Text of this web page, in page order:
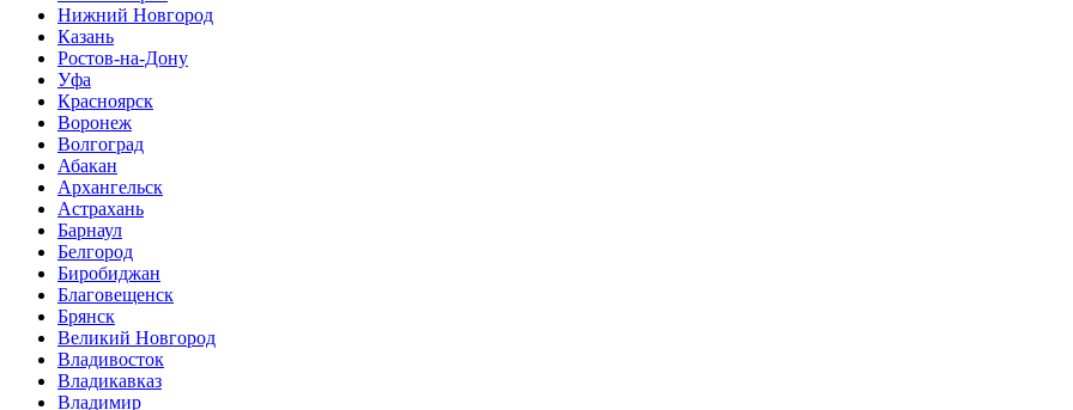
Нижний Новгород
Казань
Ростов-на-Дону
Уфа
Красноярск
Воронеж
Волгоград
Абакан
Архангельск
Астрахань
Барнаул
Белгород
Биробиджан
Благовещенск
Брянск
Великий Новгород
Владивосток
Владикавказ
Владимир